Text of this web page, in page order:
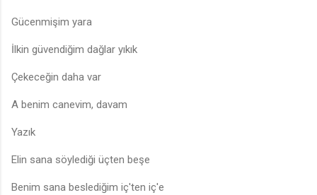
Gücenmişim yara
İlkin güvendiğim dağlar yıkık
Çekeceğin daha var
A benim canevim, davam
Yazık
Elin sana söylediği üçten beşe
Benim sana beslediğim iç'ten iç'e
🎵